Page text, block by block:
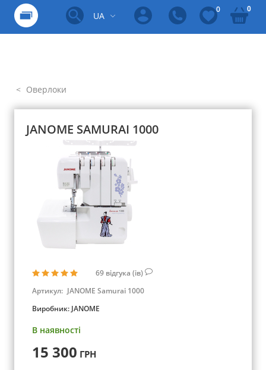
UA
0 0
Оверлоки
JANOME SAMURAI 1000
69 відгука (ів)
Артикул: JANOME Samurai 1000
Виробник: JANOME
В наявності
15 300 ГРН